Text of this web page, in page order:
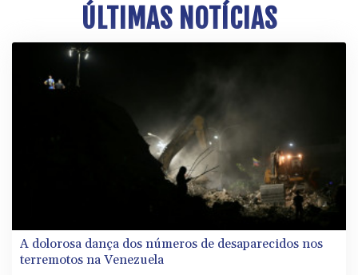
ÚLTIMAS NOTÍCIAS
A dolorosa dança dos números de desaparecidos nos
terremotos na Venezuela